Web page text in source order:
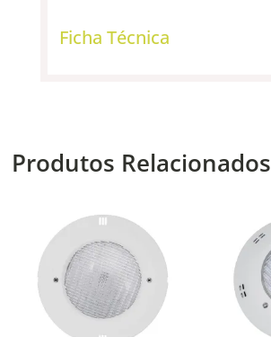
Ficha Técnica
Produtos Relacionados